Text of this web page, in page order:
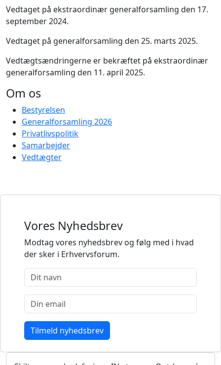
Vedtaget på ekstraordinær generalforsamling den 17.
september 2024.
Vedtaget på generalforsamling den 25. marts 2025.
Vedtægtsændringerne er bekræftet på ekstraordinær
generalforsamling den 11. april 2025.
Om os
Bestyrelsen
Generalforsamling 2026
Privatlivspolitik
Samarbejder
Vedtægter
Vores Nyhedsbrev
Modtag vores nyhedsbrev og følg med i hvad
der sker i Erhvervsforum.